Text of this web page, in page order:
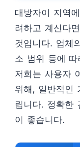
대방자이 지역
려하고 계신다
것입니다. 업체
소 범위 등에
저희는 사용자
위해, 일반적인
립니다. 정확한
이 좋습니다.